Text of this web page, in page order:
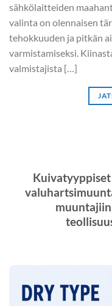
sähkölaitteiden
valinta on olennaisen
tehokkuuden ja pitkän
varmistamiseksi.
valmistajista […]